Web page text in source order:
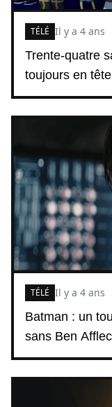
Trente-quatre
toujours en
TÉLÉ Il y a 4 ans
Batman : un
sans Ben
TÉLÉ Il y a 4 ans